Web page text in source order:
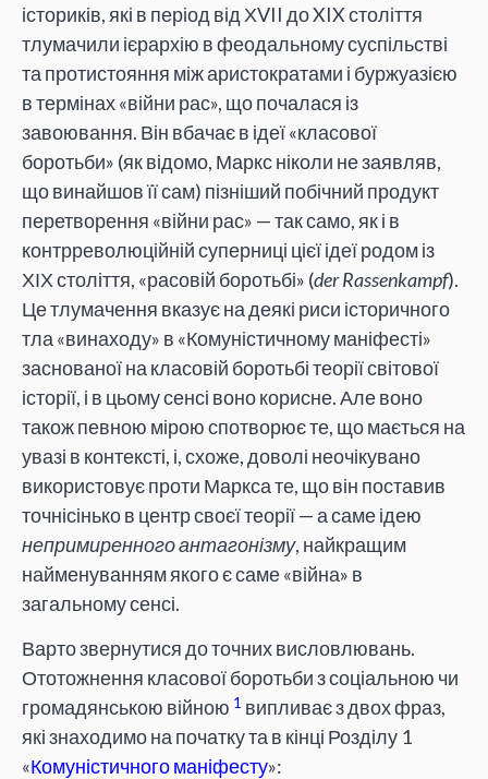
істориків, які в період від ХVII до XIX століття
тлумачили ієрархію в феодальному суспільстві
та протистояння між аристократами і буржуазією
в термінах «війни рас», що почалася із
завоювання. Він вбачає в ідеї «класової
боротьби» (як відомо, Маркс ніколи не заявляв,
що винайшов її сам) пізніший побічний продукт
перетворення «війни рас» — так само, як і в
контрреволюційній суперниці цієї ідеї родом із
ХІХ століття, «расовій боротьбі» (der Rassenkampf).
Це тлумачення вказує на деякі риси історичного
тла «винаходу» в «Комуністичному маніфесті»
заснованої на класовій боротьбі теорії світової
історії, і в цьому сенсі воно корисне. Але воно
також певною мірою спотворює те, що мається на
увазі в контексті, і, схоже, доволі неочікувано
використовує проти Маркса те, що він поставив
точнісінько в центр своєї теорії — а саме ідею
непримиренного антагонізму, найкращим
найменуванням якого є саме «війна» в
загальному сенсі.
Варто звернутися до точних висловлювань.
Ототожнення класової боротьби з соціальною чи
громадянською війною 1 випливає з двох фраз,
які знаходимо на початку та в кінці Розділу 1
«Комуністичного маніфесту»: